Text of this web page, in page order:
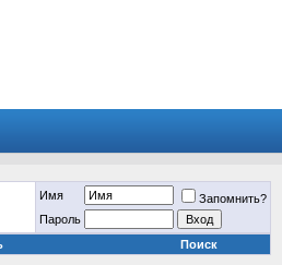
Имя
Запомнить?
Пароль
Поиск